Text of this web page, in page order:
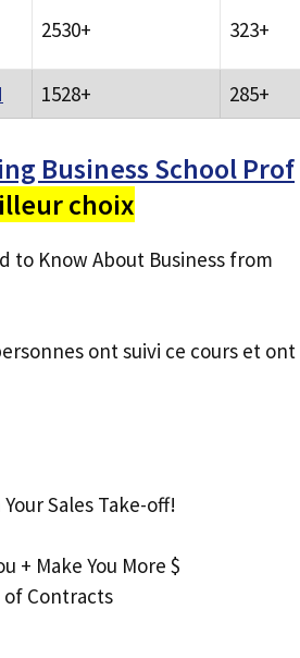
2530+ 323+
1528+ 285+
Business School Prof
choix
to Know About Business from
ont suivi ce cours et ont
Sales Take-off!
+ Make You More $
of Contracts